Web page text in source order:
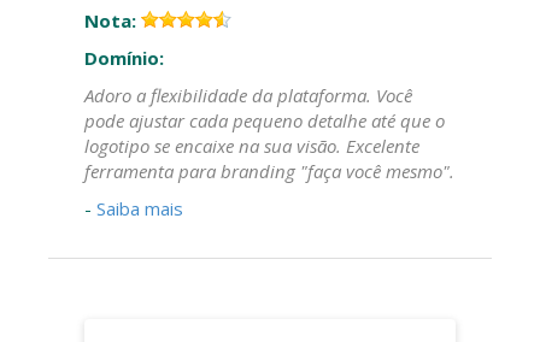
Nota:
Domínio:
Adoro a flexibilidade da plataforma. Você
pode ajustar cada pequeno detalhe até que o
logotipo se encaixe na sua visão. Excelente
ferramenta para branding "faça você mesmo".
- Saiba mais